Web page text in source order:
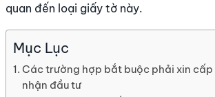
quan đến loại giấy tờ này.
Mục Lục
Các trường hợp bắt buộc phải xin
nhận đầu tư